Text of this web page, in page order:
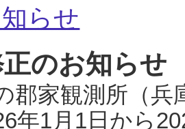
らせ
のお知らせ
郡家観測所（
年1月1日から